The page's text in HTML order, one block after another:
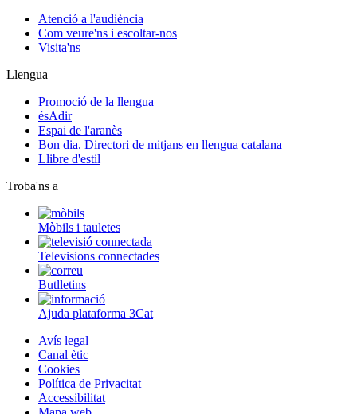
Atenció a l'audiència
Com veure'ns i escoltar-nos
Visita'ns
Llengua
Promoció de la llengua
ésAdir
Espai de l'aranès
Bon dia. Directori de mitjans en llengua catalana
Llibre d'estil
Troba'ns a
Mòbils i tauletes
Televisions connectades
Butlletins
Ajuda plataforma 3Cat
Avís legal
Canal ètic
Cookies
Política de Privacitat
Accessibilitat